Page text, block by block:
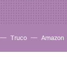
Truco Amazon